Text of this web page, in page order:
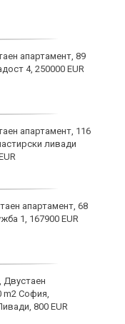
апартамент, 89
4, 250000 EUR
апартамент, 116
ливади
апартамент, 68
1, 167900 EUR
Двустаен
m2 София,
800 EUR